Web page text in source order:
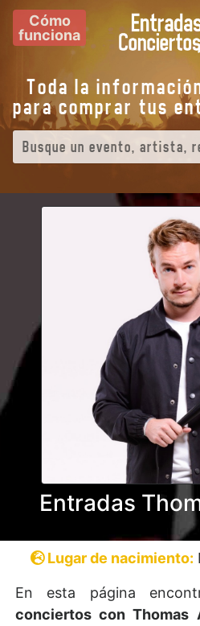
Cómo
funciona
Toda la
para comprar
Entradas
Lugar de nacimiento:
En esta página
conciertos con Thomas